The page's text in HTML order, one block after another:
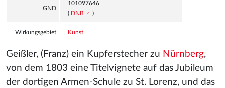
GND
101097646
( DNB )
Wirkungsgebiet Kunst
Geißler, (Franz) ein Kupferstecher zu Nürnberg,
von dem 1803 eine Titelvignete auf das Jubileum
der dortigen Armen-Schule zu St. Lorenz, und das